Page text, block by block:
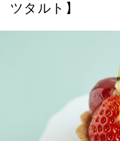
ツタルト】